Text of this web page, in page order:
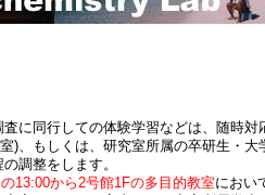
に同行しての体験学習などは、随時対
)、もしくは、研究室所属の卒研生・大
調整をします。
13:00から2号館1Fの多目的教室におい